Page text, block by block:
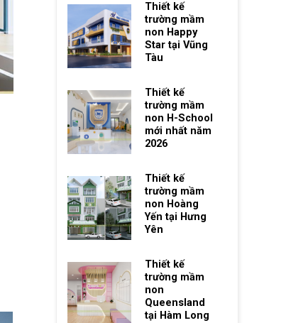
Thiết kế
trường mầm
non Happy
Star tại Vũng
Tàu
Thiết kế
trường mầm
non H-School
mới nhất năm
2026
Thiết kế
trường mầm
non Hoàng
Yến tại Hưng
Yên
Thiết kế
trường mầm
non
Queensland
tại Hàm Long